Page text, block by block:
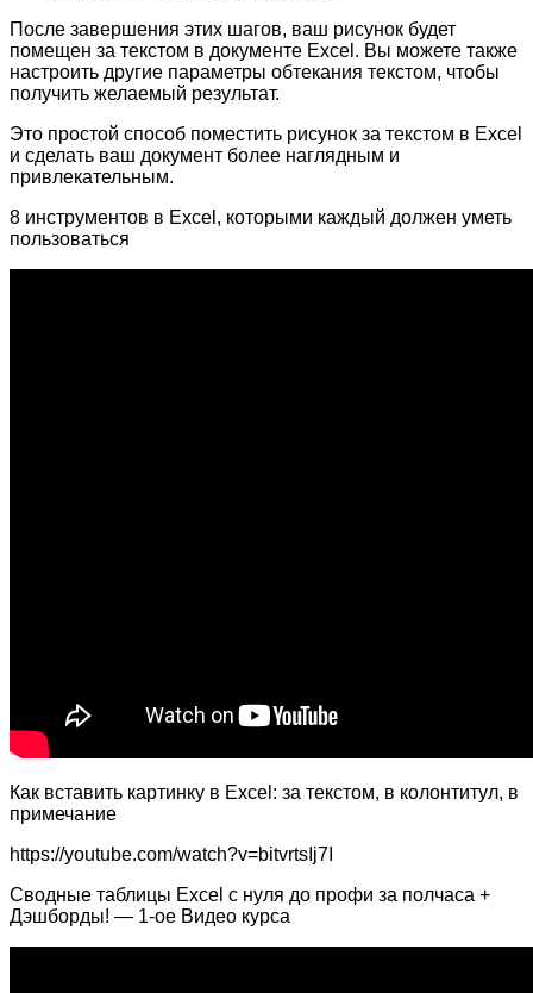
После завершения этих шагов, ваш рисунок будет
помещен за текстом в документе Excel. Вы можете также
настроить другие параметры обтекания текстом, чтобы
получить желаемый результат.
Это простой способ поместить рисунок за текстом в Excel
и сделать ваш документ более наглядным и
привлекательным.
8 инструментов в Excel, которыми каждый должен уметь
пользоваться
Как вставить картинку в Excel: за текстом, в колонтитул, в
примечание
https://youtube.com/watch?v=bitvrtsIj7I
Сводные таблицы Excel с нуля до профи за полчаса +
Дэшборды! — 1-ое Видео курса